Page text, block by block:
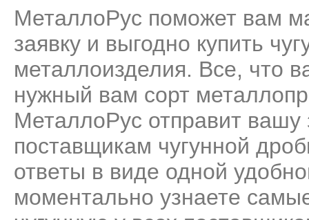
МеталлоРус поможет вам
заявку и выгодно купить
металлоизделия. Все, что
нужный вам сорт
МеталлоРус отправит
поставщикам чугунной
ответы в виде одной
моментально узнаете